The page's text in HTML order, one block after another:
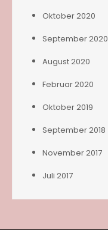
Oktober 2020
September 2020
August 2020
Februar 2020
Oktober 2019
September 2018
November 2017
Juli 2017